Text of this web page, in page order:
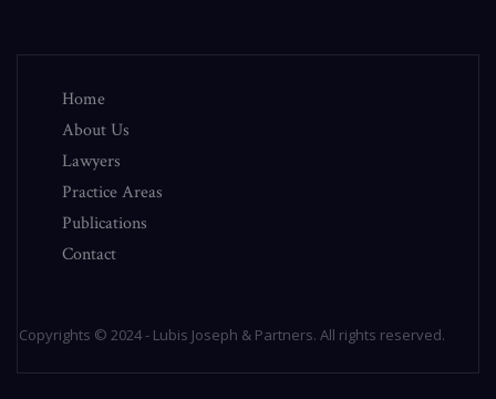
Home
About Us
Lawyers
Practice Areas
Publications
Contact
Copyrights © 2024 - Lubis Joseph & Partners. All rights reserved.